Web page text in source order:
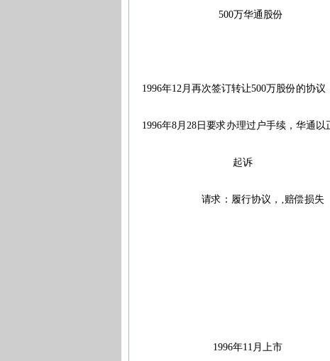
500万华通股份
1996年12月再次签订转让500万股份的协议
1996年8月28日要求办理过户手续，华通以
起诉
请求：履行协议，‚赔偿损失
1996年11月上市